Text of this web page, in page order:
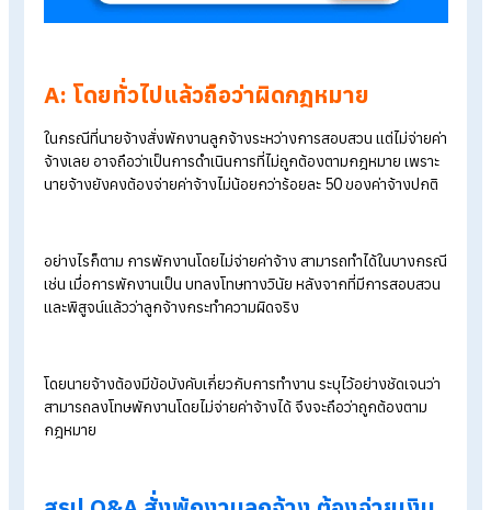
กฎหมายกำหนด เพื่อให้นายจ้างมีเวลาตรวจสอบข้อเท็จจริงก่อน
Q : สั่งพักงานลูกจ้างโดยไม่จ่ายค่าจ้าง
ผิดกฎหมายหรือไม่?